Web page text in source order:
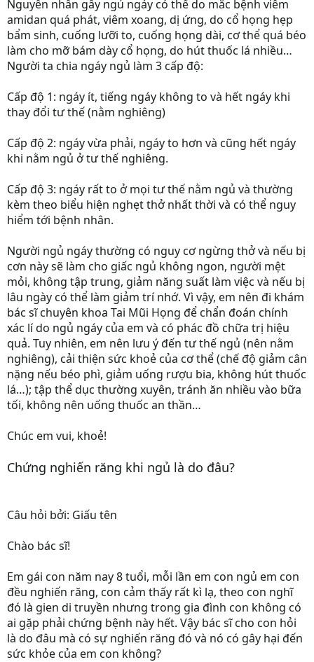
Nguyên nhân gây ngủ ngáy có thể do mắc bệnh viêm
amidan quá phát, viêm xoang, dị ứng, do cổ họng hẹp
bẩm sinh, cuống lưỡi to, cuống họng dài, cơ thể quá béo
làm cho mỡ bám dày cổ họng, do hút thuốc lá nhiều…
Người ta chia ngáy ngủ làm 3 cấp độ:
Cấp độ 1: ngáy ít, tiếng ngáy không to và hết ngáy khi
thay đổi tư thế (nằm nghiêng)
Cấp độ 2: ngáy vừa phải, ngáy to hơn và cũng hết ngáy
khi nằm ngủ ở tư thế nghiêng.
Cấp độ 3: ngáy rất to ở mọi tư thế nằm ngủ và thường
kèm theo biểu hiện nghẹt thở nhất thời và có thể nguy
hiểm tới bệnh nhân.
Người ngủ ngáy thường có nguy cơ ngừng thở và nếu bị
cơn này sẽ làm cho giấc ngủ không ngon, người mệt
mỏi, không tập trung, giảm năng suất làm việc và nếu bị
lâu ngày có thể làm giảm trí nhớ. Vì vậy, em nên đi khám
bác sĩ chuyên khoa Tai Mũi Họng để chẩn đoán chính
xác lí do ngủ ngáy của em và có phác đồ chữa trị hiệu
quả. Tuy nhiên, em nên lưu ý đến tư thế ngủ (nên nằm
nghiêng), cải thiện sức khoẻ của cơ thể (chế độ giảm cân
nặng nếu béo phì, giảm uống rượu bia, không hút thuốc
lá…); tập thể dục thường xuyên, tránh ăn nhiều vào bữa
tối, không nên uống thuốc an thần…
Chúc em vui, khoẻ!
Chứng nghiến răng khi ngủ là do đâu?
Câu hỏi bởi: Giấu tên
Chào bác sĩ!
Em gái con năm nay 8 tuổi, mỗi lần em con ngủ em con
đều nghiến răng, con cảm thấy rất kì lạ, theo con nghĩ
đó là gien di truyền nhưng trong gia đình con không có
ai gặp phải chứng bệnh này hết. Vậy bác sĩ cho con hỏi
là do đâu mà có sự nghiến răng đó và nó có gây hại đến
sức khỏe của em con không?